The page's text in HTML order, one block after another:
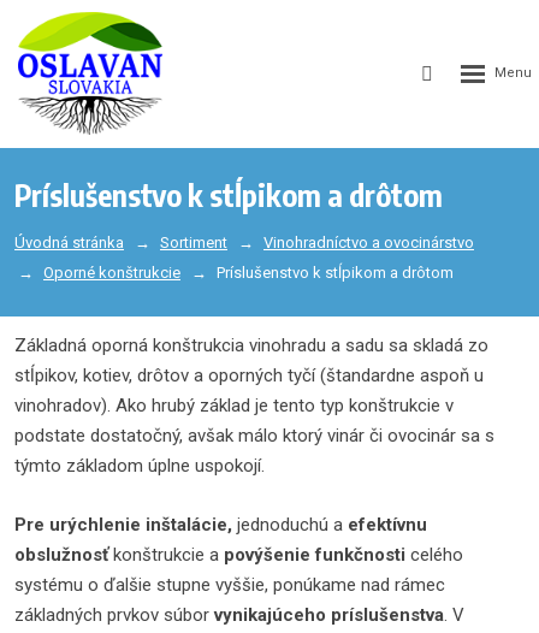
Príslušenstvo k stĺpikom a drôtom
Úvodná stránka Sortiment
Vinohradníctvo a ovocinárstvo
Oporné konštrukcie
Príslušenstvo k stĺpikom a drôtom
Základná oporná konštrukcia vinohradu a sadu sa skladá zo
stĺpikov, kotiev, drôtov a oporných tyčí (štandardne aspoň u
vinohradov). Ako hrubý základ je tento typ konštrukcie v
podstate dostatočný, avšak málo ktorý vinár či ovocinár sa s
týmto základom úplne uspokojí.
Pre urýchlenie inštalácie, jednoduchú a efektívnu
obslužnosťkonštrukcie a povýšenie funkčnosti celého
systému o ďalšie stupne vyššie, ponúkame nad rámec
základných prvkov súborvynikajúceho príslušenstva. V